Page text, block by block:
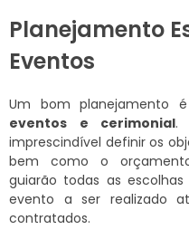
Planejamento
Eventos
Um bom planejamento
eventos e cerimonial.
imprescindível definir os
bem como o
guiarão todas as
evento a ser realizado
contratados.